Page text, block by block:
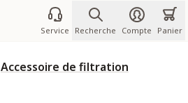
Service Recherche Compte Panier
Accessoire de filtration